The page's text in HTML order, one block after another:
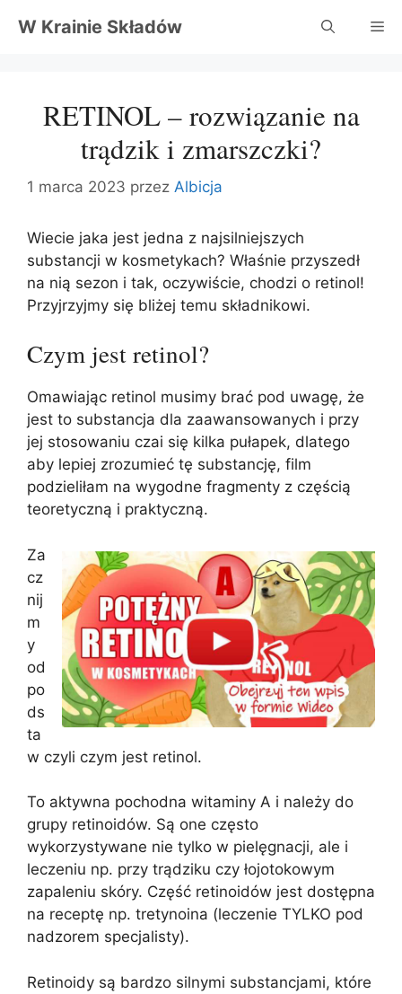
W Krainie Składów
RETINOL – rozwiązanie na
trądzik i zmarszczki?
1 marca 2023 przez Albicja
Wiecie jaka jest jedna z najsilniejszych
substancji w kosmetykach? Właśnie przyszedł
na nią sezon i tak, oczywiście, chodzi o retinol!
Przyjrzyjmy się bliżej temu składnikowi.
Czym jest retinol?
Omawiając retinol musimy brać pod uwagę, że
jest to substancja dla zaawansowanych i przy
jej stosowaniu czai się kilka pułapek, dlatego
aby lepiej zrozumieć tę substancję, film
podzieliłam na wygodne fragmenty z częścią
teoretyczną i praktyczną.
Za
cz
nij
m
y
od
po
ds
ta
w czyli czym jest retinol.
To aktywna pochodna witaminy A i należy do
grupy retinoidów. Są one często
wykorzystywane nie tylko w pielęgnacji, ale i
leczeniu np. przy trądziku czy łojotokowym
zapaleniu skóry. Część retinoidów jest dostępna
na receptę np. tretynoina (leczenie TYLKO pod
nadzorem specjalisty).
Retinoidy są bardzo silnymi substancjami, które